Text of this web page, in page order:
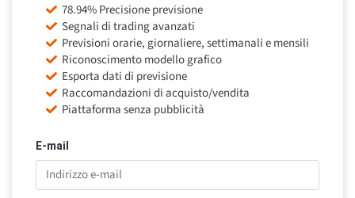
E-mail
78.94% Precisione previsione
Segnali di trading avanzati
Previsioni orarie, giornaliere, settimanali e mensili
Riconoscimento modello grafico
Esporta dati di previsione
Raccomandazioni di acquisto/vendita
Piattaforma senza pubblicità